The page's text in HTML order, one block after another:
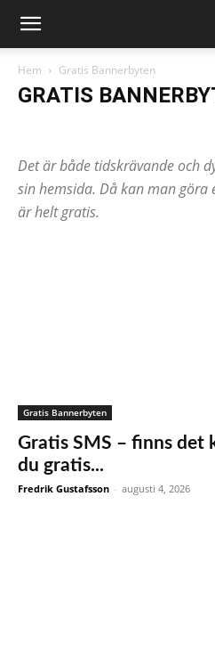
Hem Gratis Bannerbyten
GRATIS
Gratis Filarkiv
Gratis gästböcker
Gratis Spel
Gratis Tävlingar
Gratis
Gratis
Länkvänner
Övrigt
Det är både tidskrävande och
sin hemsida. Då kan man göra
är helt gratis.
Gratis Bannerbyten
Gratis SMS – finns det
du gratis...
Fredrik Gustafsson - augusti 4, 2026